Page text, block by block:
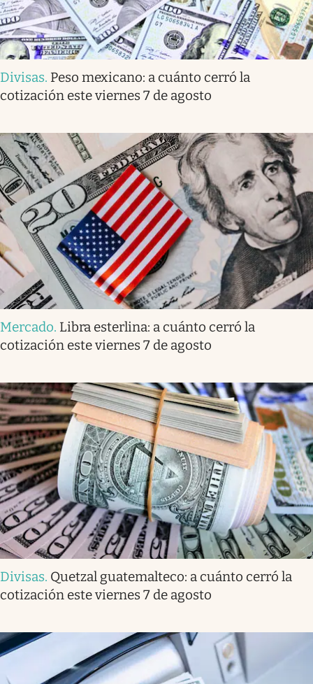
Divisas. Peso mexicano: a cuánto cerró la
cotización este viernes 7 de agosto
Mercado. Libra esterlina: a cuánto cerró la
cotización este viernes 7 de agosto
Divisas. Quetzal guatemalteco: a cuánto cerró la
cotización este viernes 7 de agosto